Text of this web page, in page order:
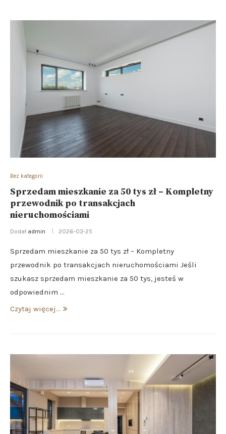
Bez kategorii
Sprzedam mieszkanie za 50 tys zł – Kompletny
przewodnik po transakcjach
nieruchomościami
Dodał admin 2026-03-25
Sprzedam mieszkanie za 50 tys zł – Kompletny
przewodnik po transakcjach nieruchomościami Jeśli
szukasz sprzedam mieszkanie za 50 tys, jesteś w
odpowiednim …
Czytaj więcej...